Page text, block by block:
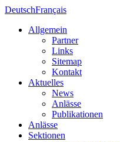
DeutschFrançais
Allgemein
Partner
Links
Sitemap
Kontakt
Aktuelles
News
Anlässe
Publikationen
Anlässe
Sektionen